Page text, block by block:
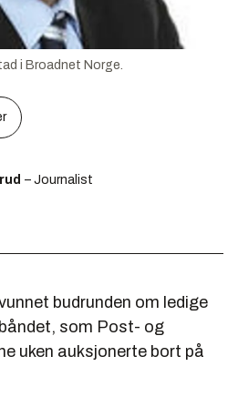
i Broadnet Norge.
– Journalist
budrunden om ledige
som Post- og
uken auksjonerte bort på